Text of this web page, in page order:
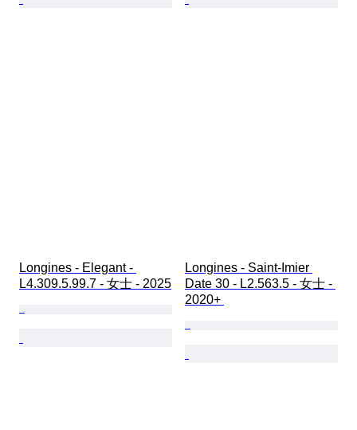
Longines - Elegant -
L4.309.5.99.7 - 女士 - 2025
Longines - Saint-Imier
Date 30 - L2.563.5 - 女士 -
2020+